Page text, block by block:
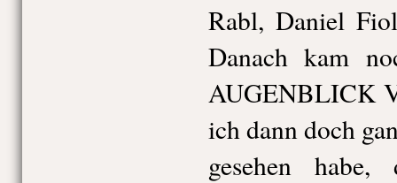
Rabl, Daniel
Danach kam
AUGENBLICK
ich dann doch
gesehen